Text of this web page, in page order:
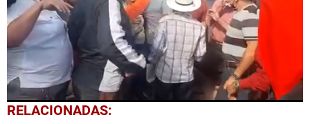
1
second
RELACIONADAS: